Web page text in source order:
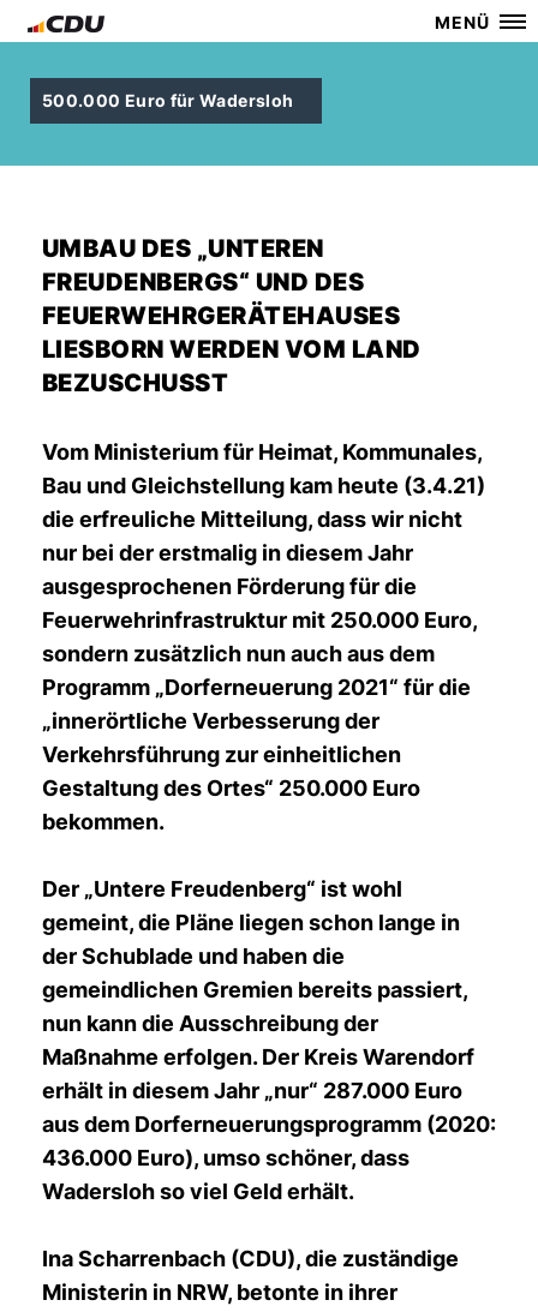
MENÜ
500.000 Euro für Wadersloh
UMBAU DES „UNTEREN
FREUDENBERGS“ UND DES
FEUERWEHRGERÄTEHAUSES
LIESBORN WERDEN VOM LAND
BEZUSCHUSST
Vom Ministerium für Heimat, Kommunales,
Bau und Gleichstellung kam heute (3.4.21)
die erfreuliche Mitteilung, dass wir nicht
nur bei der erstmalig in diesem Jahr
ausgesprochenen Förderung für die
Feuerwehrinfrastruktur mit 250.000 Euro,
sondern zusätzlich nun auch aus dem
Programm „Dorferneuerung 2021“ für die
innerörtliche Verbesserung der
Verkehrsführung zur einheitlichen
Gestaltung des Ortes“ 250.000 Euro
bekommen.
Der „Untere Freudenberg“ ist wohl
gemeint, die Pläne liegen schon lange in
der Schublade und haben die
gemeindlichen Gremien bereits passiert,
nun kann die Ausschreibung der
Maßnahme erfolgen. Der Kreis Warendorf
erhält in diesem Jahr „nur“ 287.000 Euro
aus dem Dorferneuerungsprogramm (2020:
436.000 Euro), umso schöner, dass
Wadersloh so viel Geld erhält.
Ina Scharrenbach (CDU), die zuständige
Ministerin in NRW, betonte in ihrer